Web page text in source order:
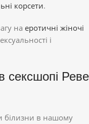
корсети.
на еротичні жіночі
і
сексшопі Реве
білизни в нашому